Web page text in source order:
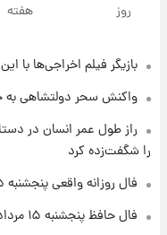
۲۰ ساعت پیش
روز هفته
بازیگر فیلم اخراجی‌ها
واکنش سحر دولتشاهی به
را شگفت‌زده کرد
فال روزانه واقعی پنجشنبه ۱۵ مرداد ۱۴۰۵
فال حافظ پنجشنبه ۱۵ مرداد ماه ۱۴۰۵